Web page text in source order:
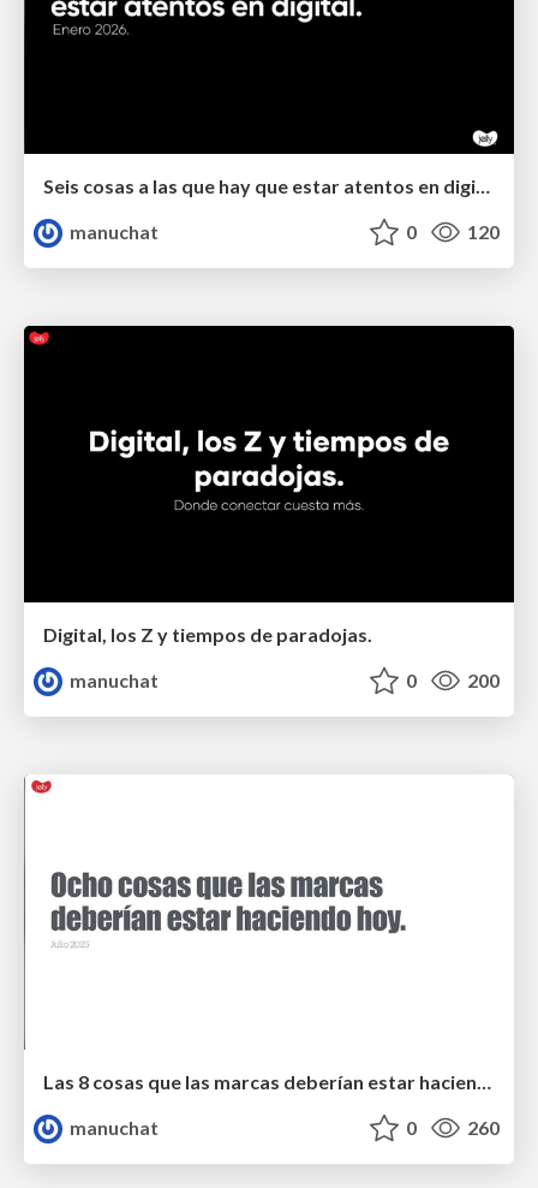
Seis cosas a las que hay que estar atentos en digital.
manuchat
0 120
Digital, los Z y tiempos de paradojas.
manuchat
0 200
Las 8 cosas que las marcas deberían estar haciendo
manuchat
0 260